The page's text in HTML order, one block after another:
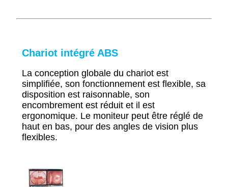
Chariot intégré ABS
La conception globale du chariot est
simplifiée, son fonctionnement est flexible, sa
disposition est raisonnable, son
encombrement est réduit et il est
ergonomique. Le moniteur peut être réglé de
haut en bas, pour des angles de vision plus
flexibles.